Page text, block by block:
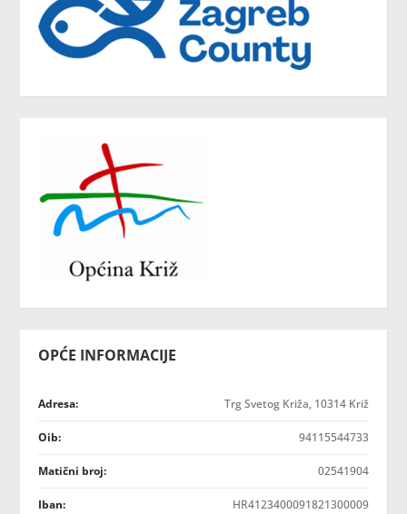
OPĆE INFORMACIJE
Adresa: Trg Svetog Križa, 10314 Križ
Oib: 94115544733
Matični broj: 02541904
Iban: HR4123400091821300009